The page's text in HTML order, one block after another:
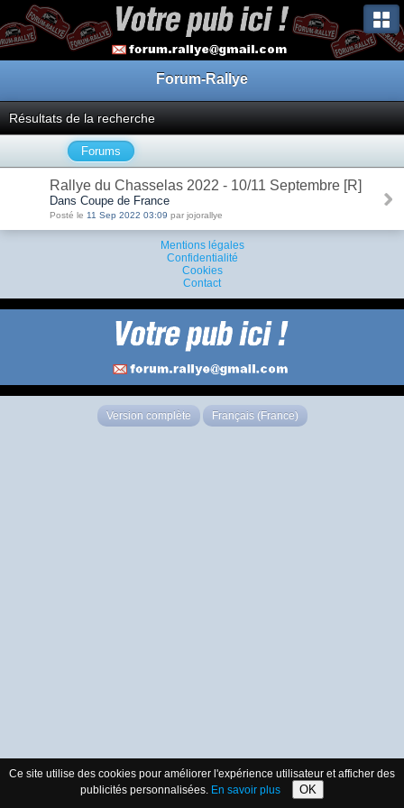
Forum-Rallye
Résultats de la recherche
Forums
Rallye du Chasselas 2022 - 10/11 Septembre [R]
Dans Coupe de France
Posté le 11 Sep 2022 03:09 par jojorallye
Mentions légales
Confidentialité
Cookies
Contact
Version complète Français (France)
Ce site utilise des cookies pour améliorer l'expérience utilisateur et afficher des
publicités personnalisées. En savoir plus OK